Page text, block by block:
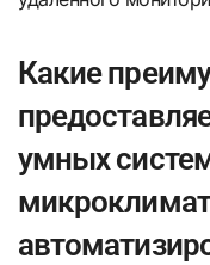
Какие
умных